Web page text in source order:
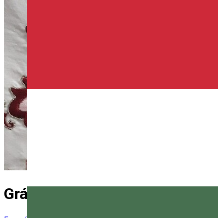
Gránátalma Egyesület